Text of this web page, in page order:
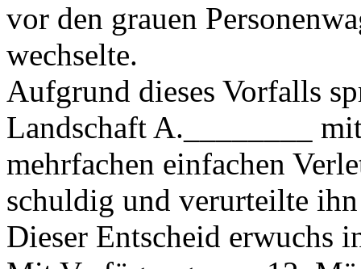
vor den grauen
wechselte.
Aufgrund dieses Vorfalls
Landschaft A.________
mehrfachen einfachen
schuldig und verurteilte
Dieser Entscheid erwuchs